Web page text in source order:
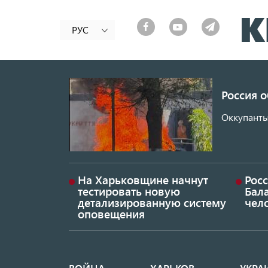
РУС
Россия
На Харьковщине начнут
тестировать новую
детализированную систему
оповещения